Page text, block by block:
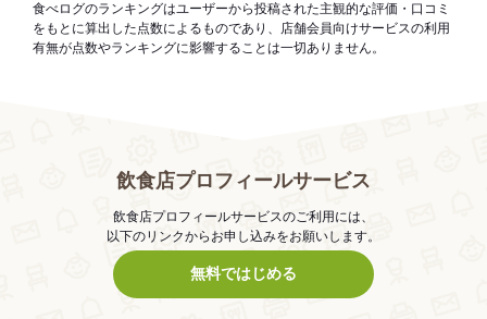
食べログのランキングはユーザーから投稿された主観的な評価・口コミ
をもとに算出した点数によるものであり、店舗会員向けサービスの利用
有無が点数やランキングに影響することは一切ありません。
飲食店プロフィールサービス
飲食店プロフィールサービスのご利用には、
以下のリンクからお申し込みをお願いします。
無料ではじめる